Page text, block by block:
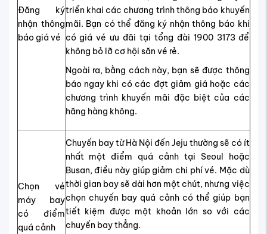
Đăng ký
nhận thông
báo giá vé
triển khai các chương trình thông báo khuyến
mãi. Bạn có thể đăng ký nhận thông báo khi
có giá vé ưu đãi tại tổng đài 1900 3173 để
không bỏ lỡ cơ hội săn vé rẻ.
Ngoài ra, bằng cách này, bạn sẽ được thông
báo ngay khi có các đợt giảm giá hoặc các
chương trình khuyến mãi đặc biệt của các
hãng hàng không.
Chọn vé
máy bay
có điểm
quá cảnh
Chuyến bay từ Hà Nội đến Jeju thường sẽ có ít
nhất một điểm quá cảnh tại Seoul hoặc
Busan, điều này giúp giảm chi phí vé. Mặc dù
thời gian bay sẽ dài hơn một chút, nhưng việc
chọn chuyến bay quá cảnh có thể giúp bạn
tiết kiệm được một khoản lớn so với các
chuyến bay thẳng.